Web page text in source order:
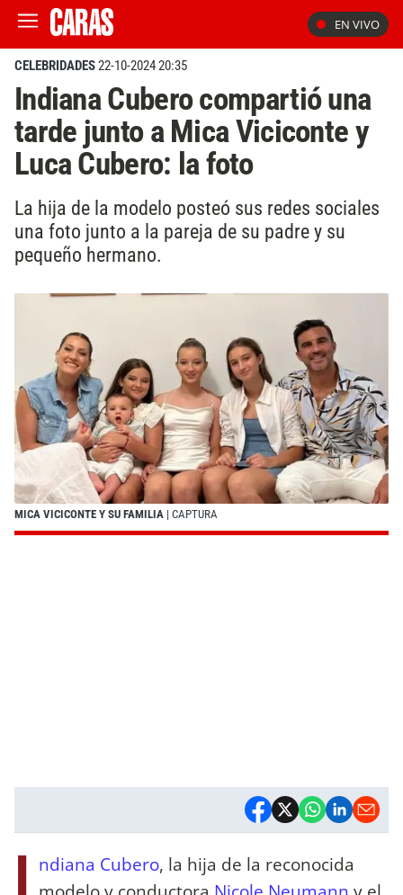
EN VIVO
CELEBRIDADES22-10-2024 20:35
Indiana Cubero compartió una
tarde junto a Mica Viciconte y
Luca Cubero: la foto
La hija de la modelo posteó sus redes sociales
una foto junto a la pareja de su padre y su
pequeño hermano.
MICA VICICONTE Y SU FAMILIA | CAPTURA
I ndiana Cubero, la hija de la reconocida